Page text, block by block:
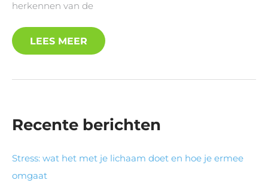
herkennen van de
LEES MEER
Recente berichten
Stress: wat het met je lichaam doet en hoe je ermee
omgaat